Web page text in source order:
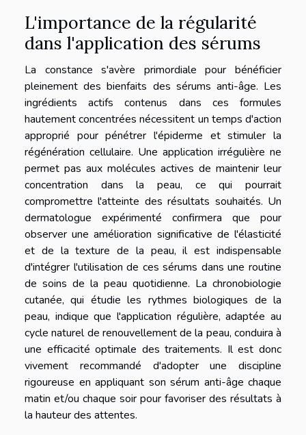
L'importance de la régularité
dans l'application des sérums
La constance s'avère primordiale pour bénéficier
pleinement des bienfaits des sérums anti-âge. Les
ingrédients actifs contenus dans ces formules
hautement concentrées nécessitent un temps d'action
approprié pour pénétrer l'épiderme et stimuler la
régénération cellulaire. Une application irrégulière ne
permet pas aux molécules actives de maintenir leur
concentration dans la peau, ce qui pourrait
compromettre l'atteinte des résultats souhaités. Un
dermatologue expérimenté confirmera que pour
observer une amélioration significative de l'élasticité
et de la texture de la peau, il est indispensable
d'intégrer l'utilisation de ces sérums dans une routine
de soins de la peau quotidienne. La chronobiologie
cutanée, qui étudie les rythmes biologiques de la
peau, indique que l'application régulière, adaptée au
cycle naturel de renouvellement de la peau, conduira à
une efficacité optimale des traitements. Il est donc
vivement recommandé d'adopter une discipline
rigoureuse en appliquant son sérum anti-âge chaque
matin et/ou chaque soir pour favoriser des résultats à
la hauteur des attentes.